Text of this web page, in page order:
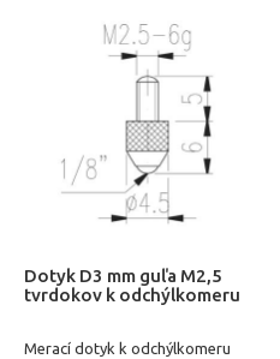
Dotyk D3 mm guľa M2,5
tvrdokov k odchýlkomeru
Merací dotyk k odchýlkomeru